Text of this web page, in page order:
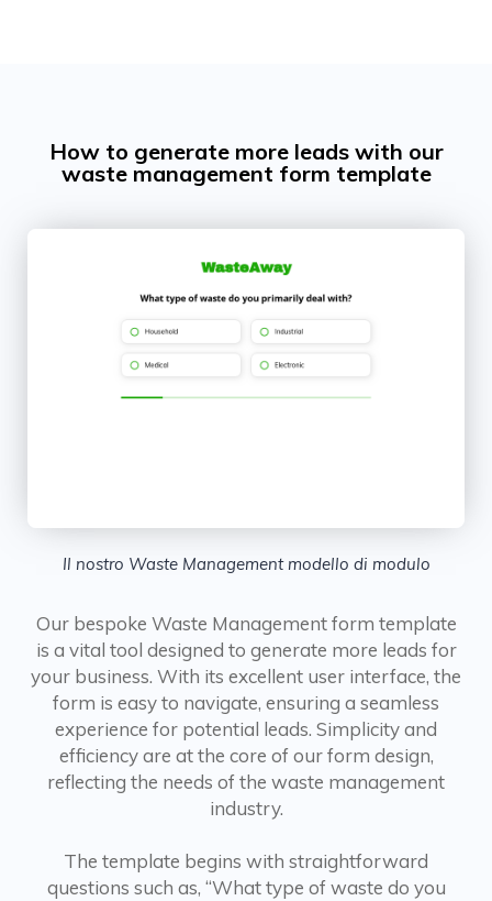
How to generate more leads with our
waste management form template
Il nostro Waste Management modello di modulo
Our bespoke Waste Management form template
is a vital tool designed to generate more leads for
your business. With its excellent user interface, the
form is easy to navigate, ensuring a seamless
experience for potential leads. Simplicity and
efficiency are at the core of our form design,
reflecting the needs of the waste management
industry.
The template begins with straightforward
questions such as, “What type of waste do you